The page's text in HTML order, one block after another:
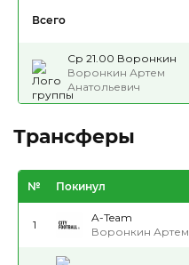
Всего
Ср 21.00 Воронкин
Воронкин Артем
Анатольевич
Трансферы
№ Покинул
1
A-Team
Воронкин Артем